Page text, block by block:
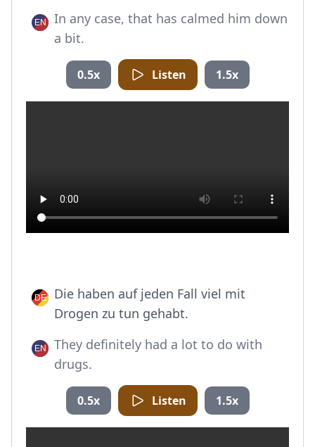
In any case, that has calmed him down
a bit.
0.5x Listen 1.5x
Die haben auf jeden Fall viel mit
Drogen zu tun gehabt.
They definitely had a lot to do with
drugs.
0.5x Listen 1.5x